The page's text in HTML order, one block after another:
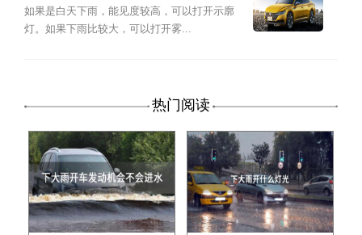
如果是白天下雨，能见度较高，可以打开示廓
灯。如果下雨比较大，可以打开雾...
热门阅读